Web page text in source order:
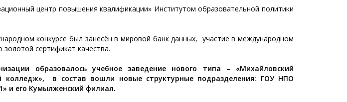
центр повышения квалификации» Институтом образовательной политики
конкурсе был занесён в мировой банк данных, участие в международном
сертификат качества.
образовалось учебное заведение нового типа – «Михайловский
колледж», в состав вошли новые структурные подразделения: ГОУ НПО
и его Кумылженский филиал.